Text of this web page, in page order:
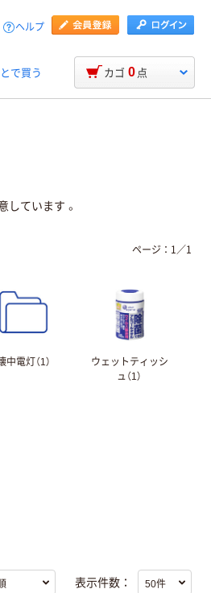
ヘルプ
で買う カゴ 0 点
しています 。
中電灯（1）
ウェットティッシ
ュ（1）
ページ： 1 ／1
表示件数：